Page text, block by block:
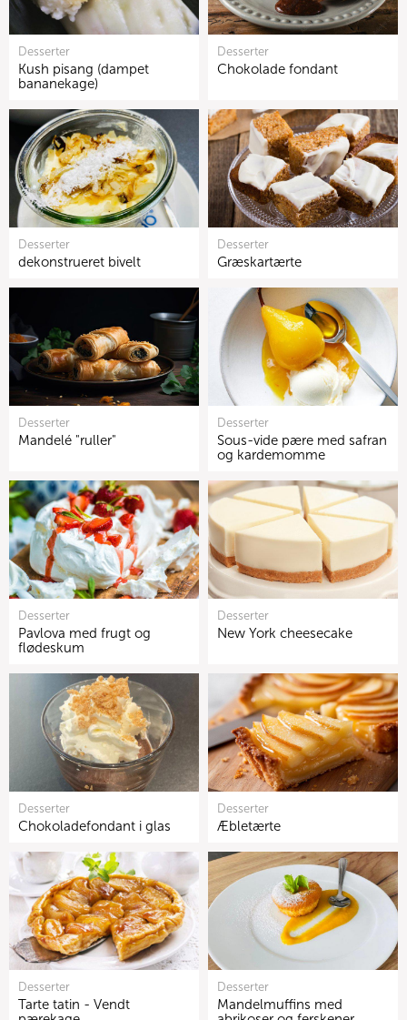
Desserter
Kush pisang (dampet
bananekage)
Desserter
Chokolade fondant
Desserter
dekonstrueret bivelt
Desserter
Græskartærte
Desserter
Mandelé "ruller"
Desserter
Sous-vide pære med safran
og kardemomme
Desserter
Pavlova med frugt og
flødeskum
Desserter
New York cheesecake
Desserter
Chokoladefondant i glas
Desserter
Æbletærte
Desserter
Tarte tatin - Vendt
Desserter
Mandelmuffins med